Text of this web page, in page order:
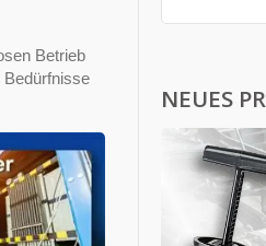
Betrieb
Bedürfnisse
NEUES